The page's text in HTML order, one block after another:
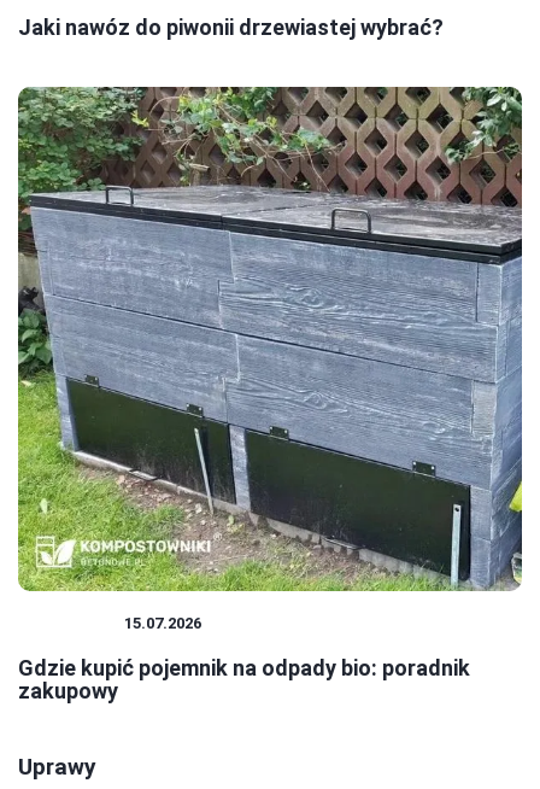
Jaki nawóz do piwonii drzewiastej wybrać?
15.07.2026
Gdzie kupić pojemnik na odpady bio: poradnik
zakupowy
Uprawy